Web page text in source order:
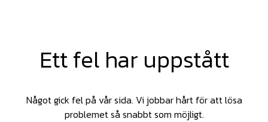
Ett fel har uppstått
Något gick fel på vår sida. Vi jobbar hårt för att lösa
problemet så snabbt som möjligt.